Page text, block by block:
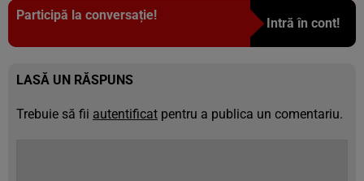
Participă la conversație!
Intră în cont!
LASĂ UN RĂSPUNS
Trebuie să fii autentificat pentru a publica un comentariu.